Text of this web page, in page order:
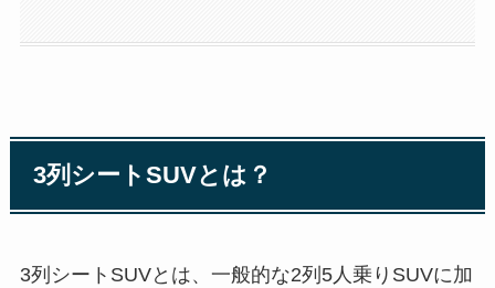
3列シートSUVとは？
3列シートSUVとは、一般的な2列5人乗りSUVに加